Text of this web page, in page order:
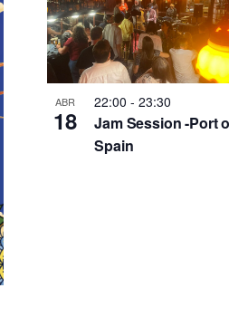
ABR
18
22:00-23:30
Jam Session -Port
Spain